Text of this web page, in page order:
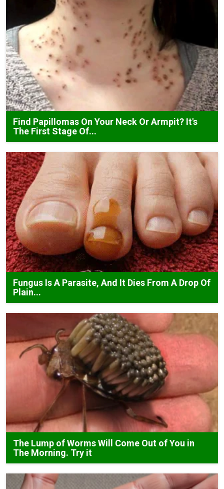
Find Papillomas On Your Neck Or Armpit? It's
The First Stage Of...
Fungus Is A Parasite, And It Dies From A Drop Of
Plain...
The Lump of Worms Will Come Out of You in
The Morning. Try it